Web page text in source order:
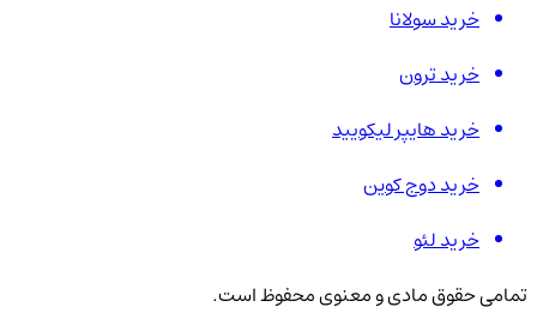
خرید سولانا
خرید ترون
خرید هایپر لیکویید
خرید دوج کوین
خرید لئو
تمامی حقوق مادی و معنوی محفوظ است.